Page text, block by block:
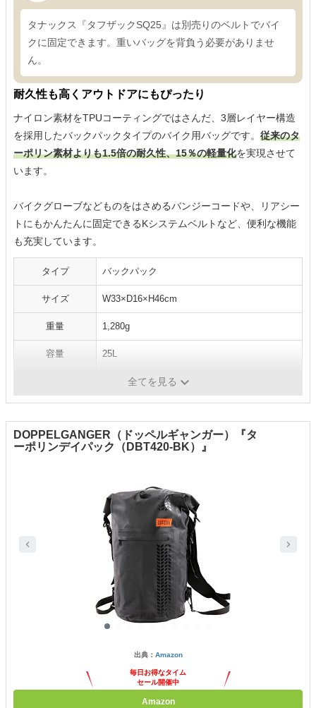
タナックス『タフザックSQ25』は別売りのベルトでバイ
クに固定できます。重いバッグを背負う必要がありませ
ん。
耐久性も高くアウトドアにもぴったり
ナイロン素材をTPUコーティングではさんだ、3層レイヤー構造
を採用したバックパックタイプのバイク用バッグです。 従来のタ
ーポリン素材よりも1.5倍の耐久性、15％の軽量化を実現させて
います。
バイクグローブなどものをはさめるバンジーコードや、リアシー
トにもかんたんに固定できるKシステムベルトなど、便利な機能
も充実しています。
タイプ バックパック
サイズ W33×D16×H46cm
重量 1,280g
容量 25L
ナイロン、TPUコーティング
全てを見る
DOPPELGANGER（ドッペルギャンガー）『タ
ーポリンデイパック（DBT420-BK）』
出典： Amazon
毎日お得なタイム
セール開催中
Amazon